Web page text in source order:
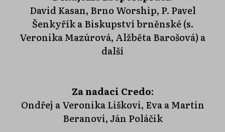
David Kasan, Brno Worship, P. Pavel
Šenkyřík a Biskupství brněnské (s.
Veronika Mazúrová, Alžběta Barošová) a
další
Za nadaci Credo:
Ondřej a Veronika Liškovi, Eva a Martin
Beranovi, Ján Poláčik